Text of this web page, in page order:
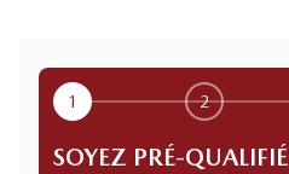
1 2
SOYEZ PRÉ-QUALIFIÉ